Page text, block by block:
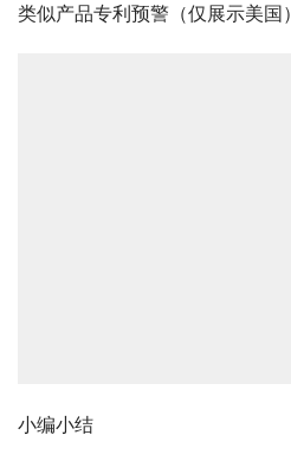
类似产品专利预警（仅展示美国）
小编小结